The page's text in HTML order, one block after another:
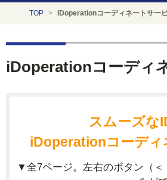
TOP > iDoperationコーディネートサー
iDoperationコーディ
スムーズな
iDoperationコーディ
▼全7ページ。左右のボタン（